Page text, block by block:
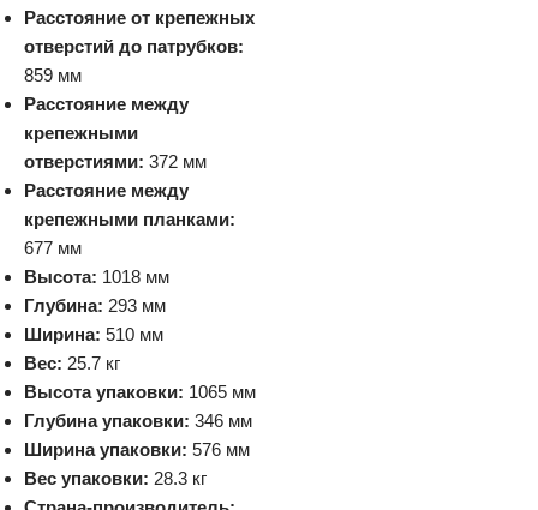
Расстояние от крепежных
отверстий до патрубков:
859 мм
Расстояние между
крепежными
отверстиями: 372 мм
Расстояние между
крепежными планками:
677 мм
Высота: 1018 мм
Глубина: 293 мм
Ширина: 510 мм
Вес: 25.7 кг
Высота упаковки: 1065 мм
Глубина упаковки: 346 мм
Ширина упаковки: 576 мм
Вес упаковки: 28.3 кг